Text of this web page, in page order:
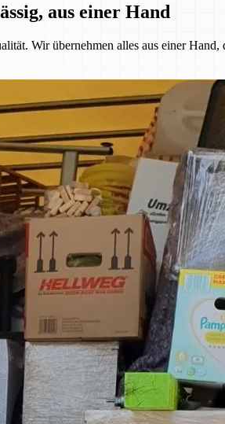
aus einer Hand
Wir übernehmen alles aus einer